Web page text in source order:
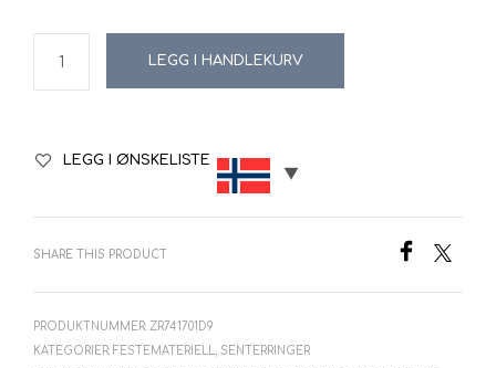
LEGG I HANDLEKURV
LEGG I ØNSKELISTE
SHARE THIS PRODUCT
PRODUKTNUMMER: ZR741701D9
KATEGORIER: FESTEMATERIELL, SENTERRINGER